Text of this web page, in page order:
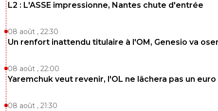
L2 : L'ASSE impressionne, Nantes chute d'entrée
08 août , 22:30
Un renfort inattendu titulaire à l'OM, Genesio va
08 août , 22:00
Yaremchuk veut revenir, l'OL ne lâchera pas un euro
08 août , 21:30